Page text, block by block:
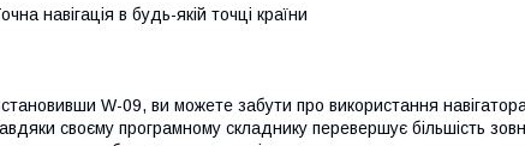
навігація в будь-якій точці країни
W-09, ви можете забути про використання
своєму програмному складнику перевершує більшість